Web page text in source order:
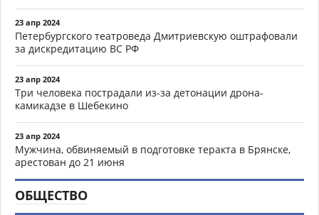
23 апр 2024
Петербургского театроведа Дмитриевскую оштрафовали
за дискредитацию ВС РФ
23 апр 2024
Три человека пострадали из-за детонации дрона-
камикадзе в Шебекино
23 апр 2024
Мужчина, обвиняемый в подготовке теракта в Брянске,
арестован до 21 июня
ОБЩЕСТВО